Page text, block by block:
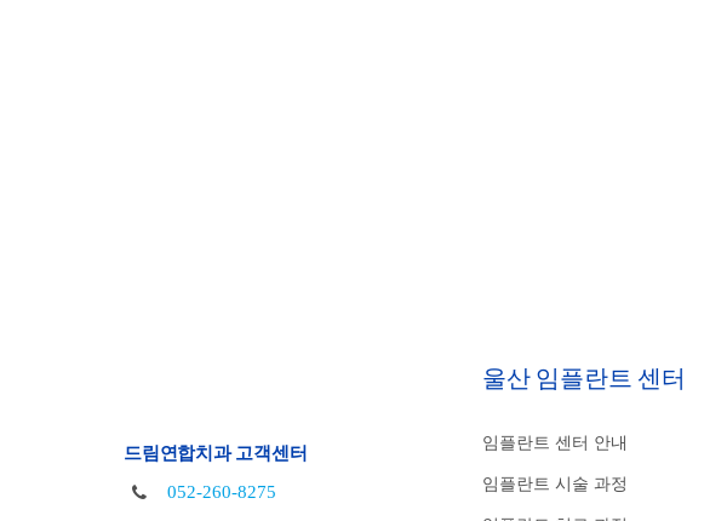
드림연합치과 고객센터
052-260-8275
울산 임플란트 센터
임플란트 센터 안내
임플란트 시술 과정